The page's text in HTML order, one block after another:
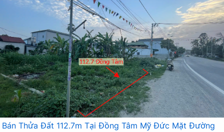
Bán Thửa Đất 112.7m Tại Đồng Tâm Mỹ Đức Mặt Đường